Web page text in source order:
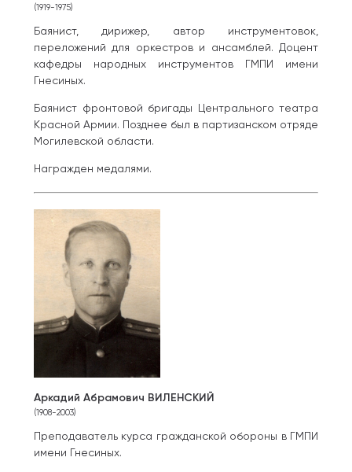
(1919-1975)
Баянист, дирижер, автор инструментовок,
переложений для оркестров и ансамблей. Доцент
кафедры народных инструментов ГМПИ имени
Гнесиных.
Баянист фронтовой бригады Центрального театра
Красной Армии. Позднее был в партизанском отряде
Могилевской области.
Награжден медалями.
Аркадий Абрамович ВИЛЕНСКИЙ
(1908-2003)
Преподаватель курса гражданской обороны в ГМПИ
имени Гнесиных.